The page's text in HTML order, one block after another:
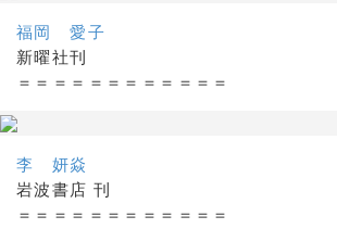
福岡 愛子
新曜社刊
＝＝＝＝＝＝＝＝＝＝＝＝
李 妍焱
岩波書店 刊
＝＝＝＝＝＝＝＝＝＝＝＝